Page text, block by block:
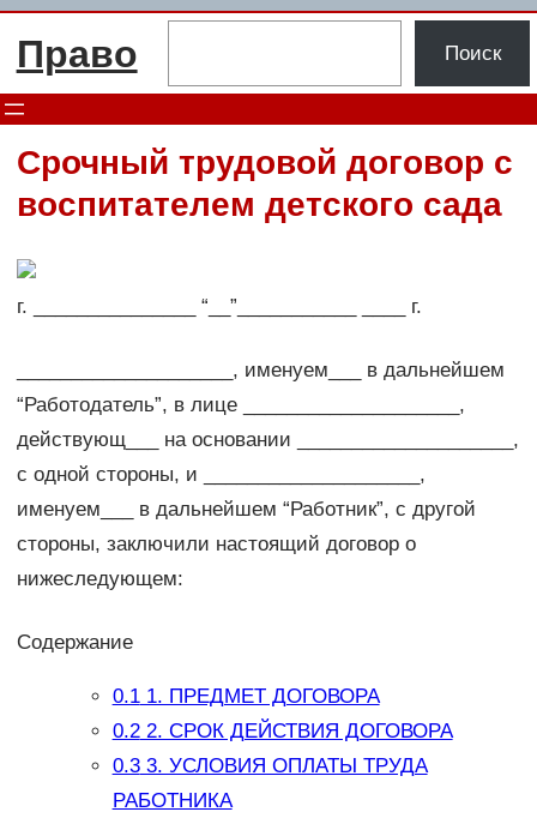
Перейти
Право Поиск
Срочный трудовой договор с
воспитателем детского сада
г. _______________ “__”___________ ____ г.
____________________, именуем___ в дальнейшем
“Работодатель”, в лице ____________________,
действующ___ на основании ____________________,
с одной стороны, и ____________________,
именуем___ в дальнейшем “Работник”, с другой
стороны, заключили настоящий договор о
нижеследующем:
Содержание
0.11. ПРЕДМЕТ ДОГОВОРА
0.22. СРОК ДЕЙСТВИЯ ДОГОВОРА
0.33. УСЛОВИЯ ОПЛАТЫ ТРУДА
РАБОТНИКА